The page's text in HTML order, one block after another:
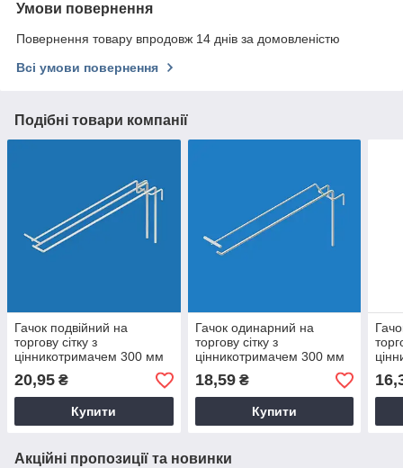
Умови повернення
Повернення товару впродовж 14 днів за домовленістю
Всі умови повернення
Подібні товари компанії
Гачок подвійний на
торгову сітку з
цінникотримачем 300 мм
D4 мм
20,95 ₴
Купити
Гачок одинарний на
торгову сітку з
цінникотримачем 300 мм
D5 мм
18,59₴
Купити
D5
Акційні пропозиції та новинки